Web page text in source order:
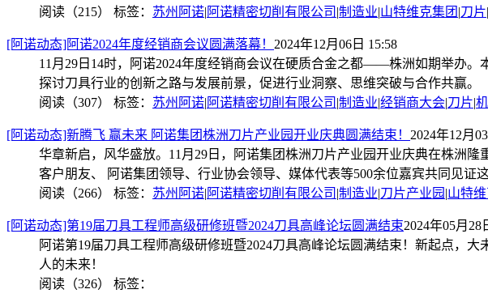
阅读（215） 标签： 苏州阿诺| 阿诺精密切削有限公司 |制造业|山特维克集团 |刀片|
[阿诺动态]阿诺2024年度经销商会议圆满落幕！ 2024年12月06日 15:58
11月29日14时，阿诺2024年度经销商会议在硬质合金之都——株洲如期举办
探讨刀具行业的创新之路与发展前景，促进行业洞察、思维突破与合作共赢。
阅读（307） 标签： 苏州阿诺| 阿诺精密切削有限公司 |制造业|经销商大会|刀片|
[阿诺动态]新腾飞 赢未来 阿诺集团株洲刀片产业园开业庆典圆满结束！ 2024年12月
华章新启，风华盛放。11月29日，阿诺集团株洲刀片产业园开业庆典在株洲
客户朋友、 阿诺集团领导、行业协会领导、媒体代表等500余位嘉宾共同见证
阅读（266） 标签： 苏州阿诺| 阿诺精密切削有限公司 |制造业|刀片产业园 |山特
[阿诺动态]第19届刀具工程师高级研修班暨2024刀具高峰论坛圆满结束2024年05月28
阿诺第19届刀具工程师高级研修班暨2024刀具高峰论坛圆满结束！新起点，
人的未来！
阅读（326） 标签：